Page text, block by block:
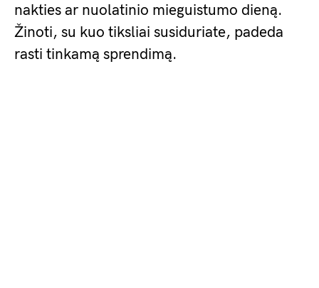
nakties ar nuolatinio mieguistumo dieną.
Žinoti, su kuo tiksliai susiduriate, padeda
rasti tinkamą sprendimą.